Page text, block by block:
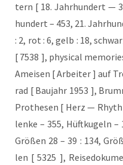
tern [ 18. Jahr­hun­dert —
hun­dert – 453, 21.
: 2, rot : 6, gelb : 18,
[ 7538 ], phy­si­cal
Amei­sen [ Arbei­ter ] auf
rad [ Bau­jahr 1953 ],
Pro­the­sen [ Herz —
len­ke – 355, Hüft­ku­geln
Grö­ßen 28 – 39 : 134,
len [ 5325 ],